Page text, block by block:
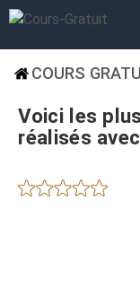
COURS
Voici les
réalisés